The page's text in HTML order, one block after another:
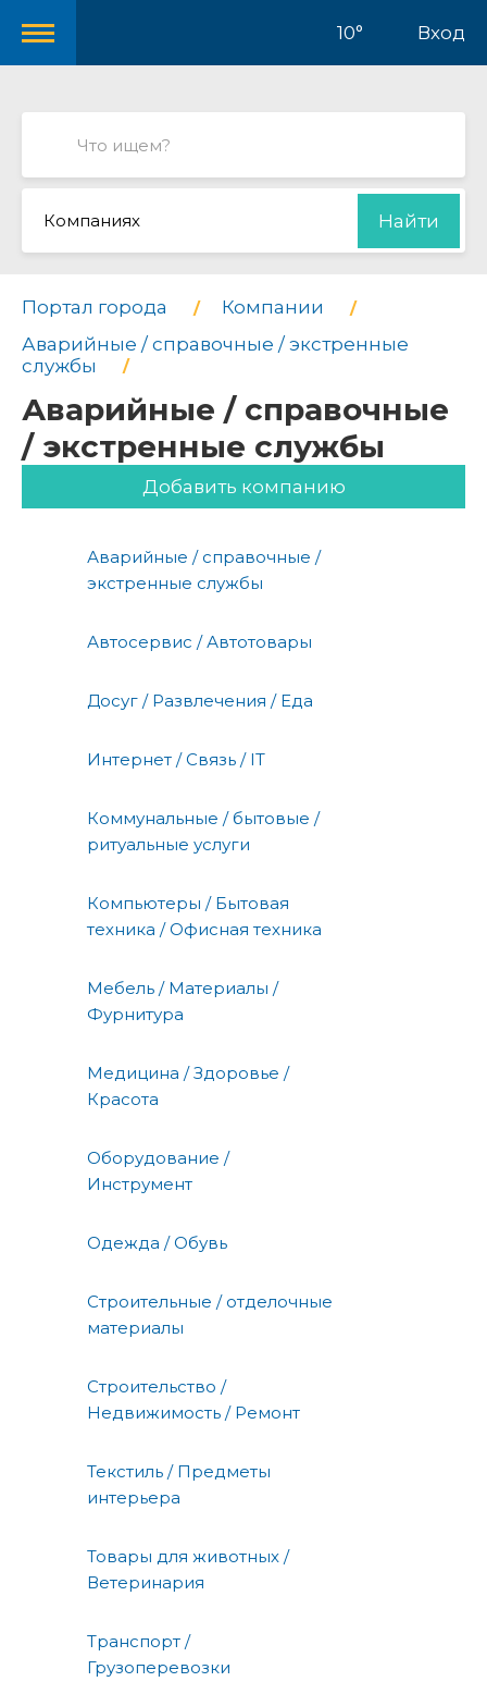
10° Вход
Компаниях Найти
Портал города
Компании
Аварийные / справочные / экстренные
службы
Аварийные / справочные
/ экстренные службы
Добавить компанию
Аварийные / справочные /
экстренные службы
Автосервис / Автотовары
Досуг / Развлечения / Еда
Интернет / Связь / IT
Коммунальные / бытовые /
ритуальные услуги
Компьютеры / Бытовая
техника / Офисная техника
Мебель / Материалы /
Фурнитура
Медицина / Здоровье /
Красота
Оборудование /
Инструмент
Одежда / Обувь
Строительные / отделочные
материалы
Строительство /
Недвижимость / Ремонт
Текстиль / Предметы
интерьера
Товары для животных /
Ветеринария
Транспорт /
Грузоперевозки